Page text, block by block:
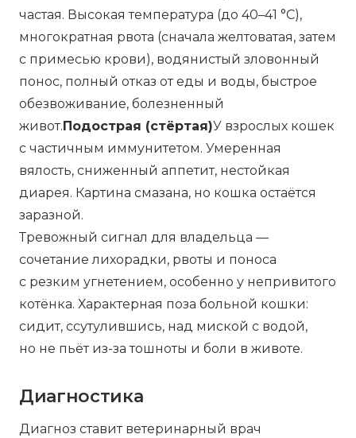
частая. Высокая температура (до 40–41 °C),
многократная рвота (сначала желтоватая, затем
с примесью крови), водянистый зловонный
понос, полный отказ от еды и воды, быстрое
обезвоживание, болезненный
живот. Подострая (стёртая)У взрослых кошек
с частичным иммунитетом. Умеренная
вялость, сниженный аппетит, нестойкая
диарея. Картина смазана, но кошка остаётся
заразной.
Тревожный сигнал для владельца —
сочетание лихорадки, рвоты и поноса
с резким угнетением, особенно у непривитого
котёнка. Характерная поза больной кошки:
сидит, ссутулившись, над миской с водой,
но не пьёт из-за тошноты и боли в животе.
Диагностика
Диагноз ставит ветеринарный врач